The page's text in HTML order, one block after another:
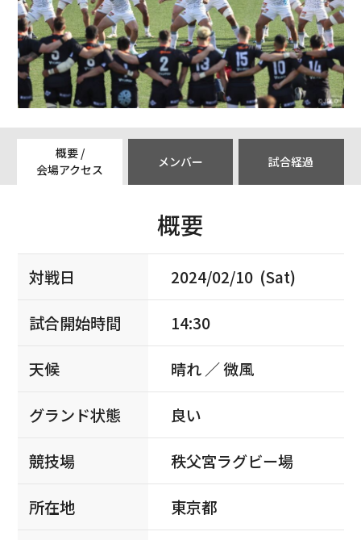
概要 /
会場アクセス
メンバー 試合経過
概要
対戦日 2024/02/10 (Sat)
試合開始時間 14:30
天候 晴れ ／ 微風
グランド状態 良い
競技場 秩父宮ラグビー場
所在地 東京都